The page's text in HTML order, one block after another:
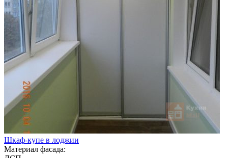
Шкаф-купе в лоджии
Материал фасада: